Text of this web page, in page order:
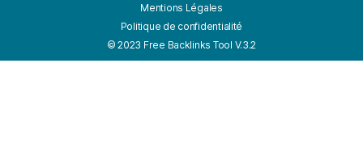
© 2023 Free Backlinks Tool V.3.2
Mentions Légales
Politique de confidentialité